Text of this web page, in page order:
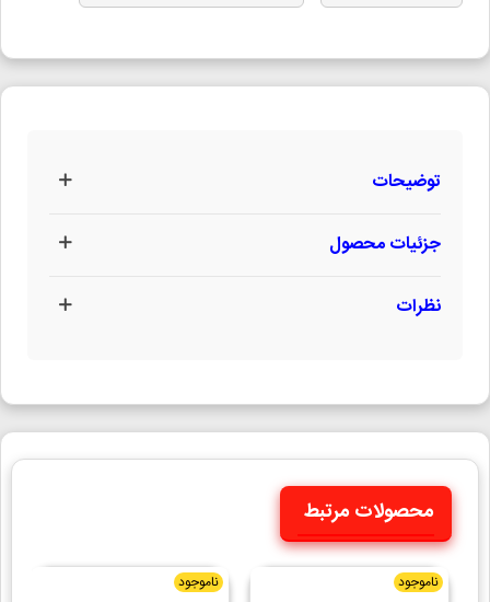
توضیحات
جزئیات محصول
نظرات
محصولات مرتبط
ناموجود ناموجود